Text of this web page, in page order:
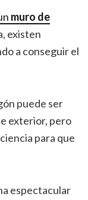
muro de
existen
a conseguir el
puede ser
exterior, pero
para que
espectacular